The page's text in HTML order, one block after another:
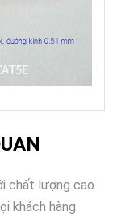
chất lượng cao
khách hàng